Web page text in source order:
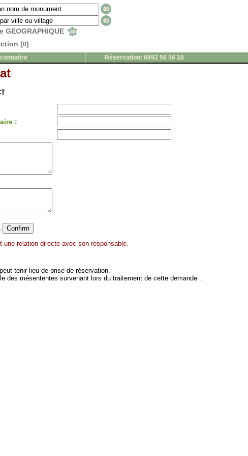
GEOGRAPHIQUE
(0)
Réservation: 0892 56 56 28
:
relation directe avec son responsable.
tenir lieu de prise de réservation.
des mésententes survenant lors du traitement de cette demande .